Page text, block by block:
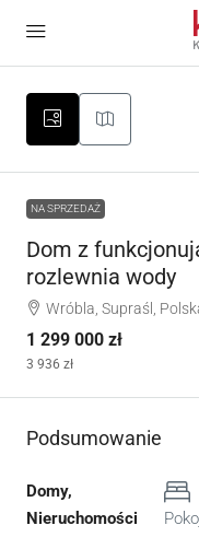
NA SPRZEDAŻ
Dom z
rozlewnia wody
Wróbla, Supraśl,
1 299 000 zł
3 936 zł
Podsumowanie
Domy,
Nieruchomości